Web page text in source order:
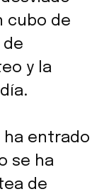
cubo de
de
y la
ha entrado
se ha
de